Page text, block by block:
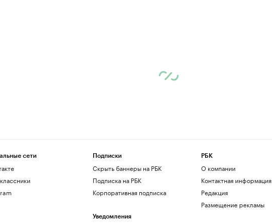
сети Подписки
Скрыть баннеры на РБК
Подписка на РБК
Корпоративная подписка
Уведомления
РБК
О компании
Контактная информация
Редакция
Размещение рекламы